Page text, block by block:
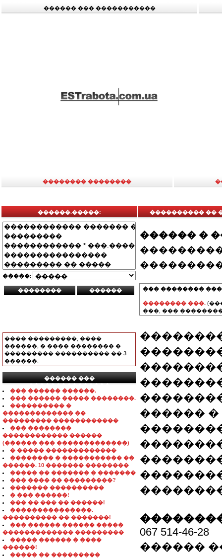
������ ��� �����������
�������� ��������
������.�����:
�����:
���� ���������, ����
������, � ���� �������� �
��������� ���������� �� 3
������.
������ ���
���������������
��� ������ ������.
��� ������ ����� ��������.
���������� �
������������� ��
��������� ������������
��� ��������
������������ ������
(������ ��� �������������)
� ����� �������������
�������� � ����������� ��
������. 10 ������� ��������
����� �� ������� � �������
��� ���� �� ���������?
������� ����������
� ��� ������!
��� �� ��� �� ������!
���������������.
���������� �� �������!
��� ������ ������ �����
������������� ���������
����� ������ � ����
������!
����� �� ���������
���������� ��
������ �
��� ��������
�������� ���.
���, ���
������
067 514-46-28
������